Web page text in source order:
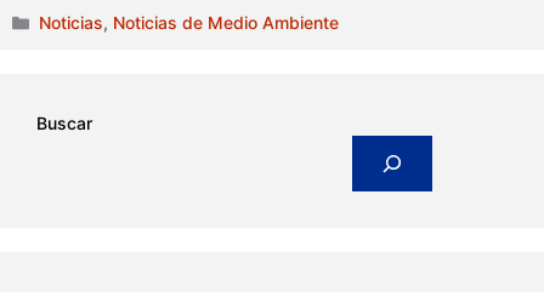
Categorías
Noticias, Noticias de Medio Ambiente
Buscar